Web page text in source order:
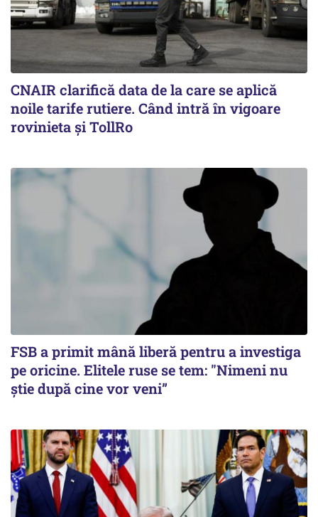
CNAIR clarifică data de la care se aplică
noile tarife rutiere. Când intră în vigoare
rovinieta și TollRo
FSB a primit mână liberă pentru a investiga
pe oricine. Elitele ruse se tem: "Nimeni nu
știe după cine vor veni”